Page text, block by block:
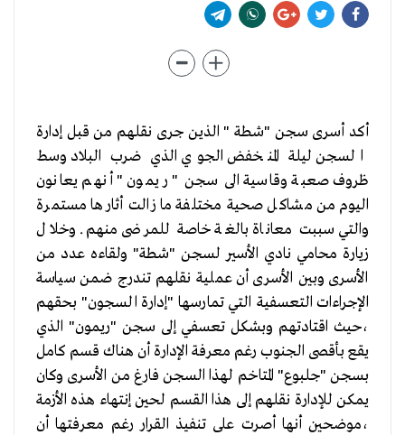
أكد أسرى سجن "شطة " الذين جرى نقلهم من قبل إدارة
السجن ليلة المنخفض الجوي الذي ضرب البلاد وسط
ظروف صعبة وقاسية الى سجن " ريمون " أنهم يعانون
اليوم من مشاكل صحية مختلفة ما زالت أثارها مستمرة
والتي سببت معاناة بالغة خاصة للمرضى منهم. وخلال
زيارة محامي نادي الأسير لسجن "شطة" ولقاءه عدد من
الأسرى وبين الأسرى أن عملية نقلهم تندرج ضمن سياسة
الإجراءات التعسفية التي تمارسها "إدارة السجون" بحقهم
،حيث اقتادتهم وبشكل تعسفي إلى سجن "ريمون" الذي
يقع بأقصى الجنوب رغم معرفة الإدارة أن هناك قسم كامل
بسجن "جلبوع" المتاخم لهذا السجن فارغ من الأسرى وكان
يمكن للإدارة نقلهم إلى هذا القسم لحين إنتهاء هذه الأزمة
،موضحين أنها أصرت على تنفيذ القرار رغم معرفتها أن